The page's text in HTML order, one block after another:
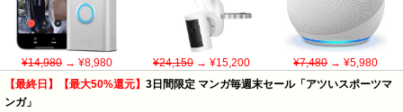
¥14,980→ ¥8,980 ¥24,150→ ¥15,200 ¥7,480→ ¥5,980
【最終日】【最大50%還元】 3日間限定 マンガ毎週末セール「アツいスポーツマ
ンガ」